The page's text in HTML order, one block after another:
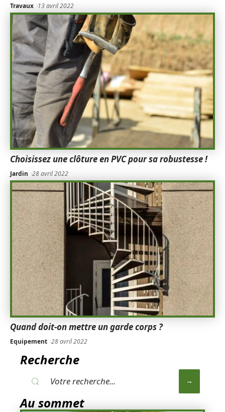
Travaux 13 avril 2022
Choisissez une clôture en PVC pour sa robustesse !
Jardin 28 avril 2022
Quand doit-on mettre un garde corps ?
Equipement 28 avril 2022
Recherche
Au sommet